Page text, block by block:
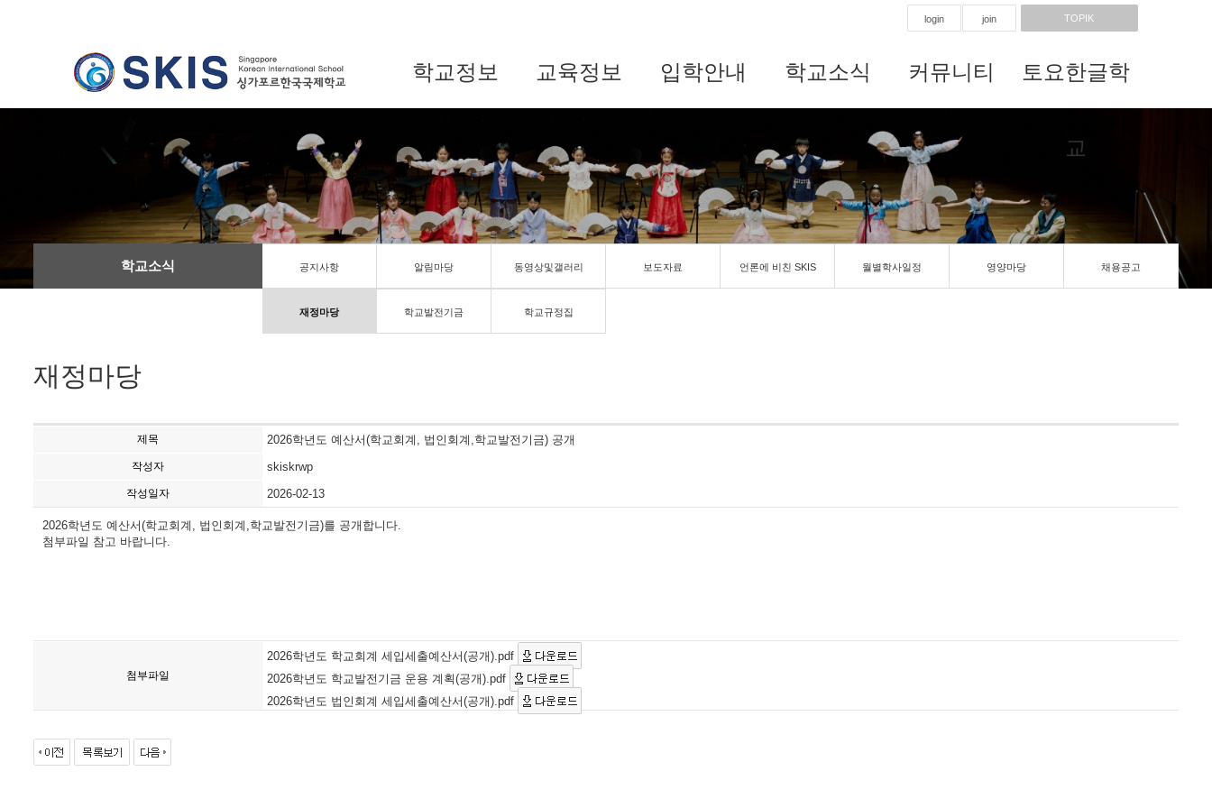
login join TOPIK
학교정보 교육정보 입학안내 학교소식 커뮤니티 토요한글학
교
학교소식 공지사항 알림마당 동영상및갤러리 보도자료 언론에 비친 SKIS 월별학사일정 영양마당 채용공고
재정마당 학교발전기금 학교규정집
재정마당
제목 2026학년도 예산서(학교회계, 법인회계,학교발전기금) 공개
작성자 skiskrwp
작성일자 2026-02-13
2026학년도 예산서(학교회계, 법인회계,학교발전기금)를 공개합니다.
첨부파일 참고 바랍니다.
첨부파일
2026학년도 학교회계 세입세출예산서(공개).pdf
2026학년도 학교발전기금 운용 계획(공개).pdf
2026학년도 법인회계 세입세출예산서(공개).pdf